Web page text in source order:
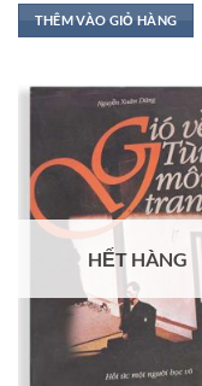
THÊM VÀO GIỎ HÀNG
HẾT HÀNG